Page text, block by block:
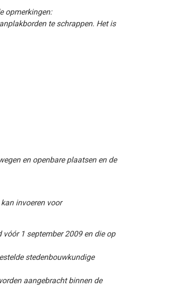
opmerkingen:
te schrappen. Het is
en openbare plaatsen en de
invoeren voor
1 september 2009 en die op
stedenbouwkundige
aangebracht binnen de